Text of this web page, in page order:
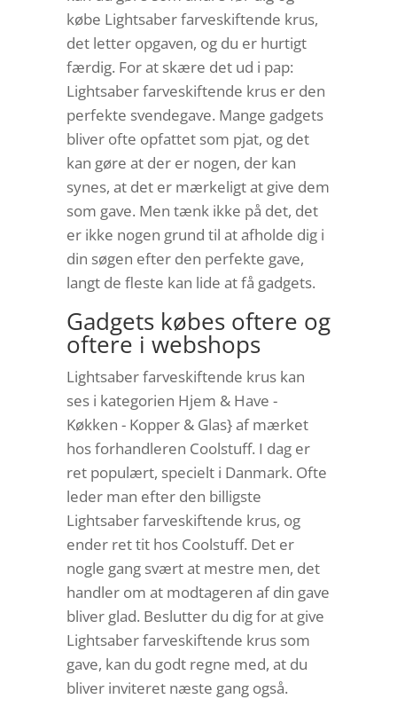
købe Lightsaber farveskiftende krus,
det letter opgaven, og du er hurtigt
færdig. For at skære det ud i pap:
Lightsaber farveskiftende krus er den
perfekte svendegave. Mange gadgets
bliver ofte opfattet som pjat, og det
kan gøre at der er nogen, der kan
synes, at det er mærkeligt at give dem
som gave. Men tænk ikke på det, det
er ikke nogen grund til at afholde dig i
din søgen efter den perfekte gave,
langt de fleste kan lide at få gadgets.
Gadgets købes oftere og
oftere i webshops
Lightsaber farveskiftende krus kan
ses i kategorien Hjem & Have -
Køkken - Kopper & Glas} af mærket
hos forhandleren Coolstuff. I dag er
ret populært, specielt i Danmark. Ofte
leder man efter den billigste
Lightsaber farveskiftende krus, og
ender ret tit hos Coolstuff. Det er
nogle gang svært at mestre men, det
handler om at modtageren af din gave
bliver glad. Beslutter du dig for at give
Lightsaber farveskiftende krus som
gave, kan du godt regne med, at du
bliver inviteret næste gang også.